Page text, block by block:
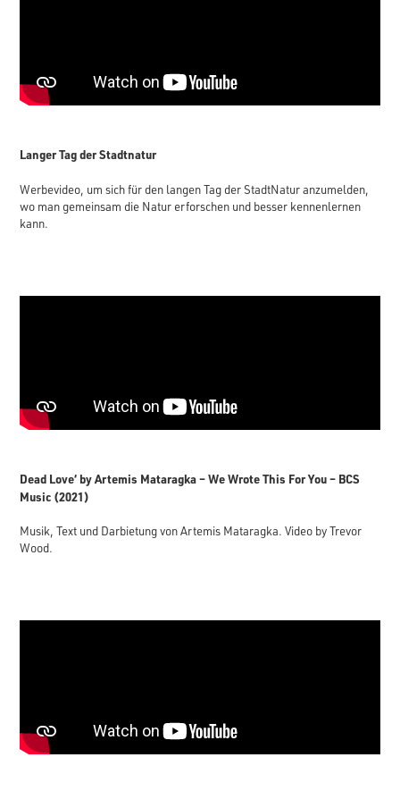
Langer Tag der Stadtnatur
Werbevideo, um sich für den langen Tag der StadtNatur anzumelden,
wo man gemeinsam die Natur erforschen und besser kennenlernen
kann.
Dead Love‘ by Artemis Mataragka – We Wrote This For You – BCS
Music (2021)
Musik, Text und Darbietung von Artemis Mataragka. Video by Trevor
Wood.